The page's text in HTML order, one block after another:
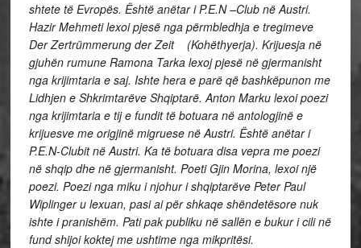
shtete të Evropës. Është anëtar i P.E.N –Club në Austri.
Hazir Mehmeti lexoi pjesë nga përmbledhja e tregimeve
Der Zertrümmerung der Zeit (Kohëthyerja). Krijuesja në
gjuhën rumune Ramona Tarka lexoj pjesë në gjermanisht
nga krijimtaria e saj. Ishte hera e parë që bashkëpunon me
Lidhjen e Shkrimtarëve Shqiptarë. Anton Marku lexoi poezi
nga krijimtaria e tij e fundit të botuara në antologjinë e
krijuesve me origjinë migruese në Austri. Është anëtar i
P.E.N-Clubit në Austri. Ka të botuara disa vepra me poezi
në shqip dhe në gjermanisht. Poeti Gjin Morina, lexoi një
poezi. Poezi nga miku i njohur i shqiptarëve Peter Paul
Wiplinger u lexuan, pasi ai për shkaqe shëndetësore nuk
ishte i pranishëm. Pati pak publiku në sallën e bukur i cili në
fund shijoi koktej me ushtime nga mikpritësi.